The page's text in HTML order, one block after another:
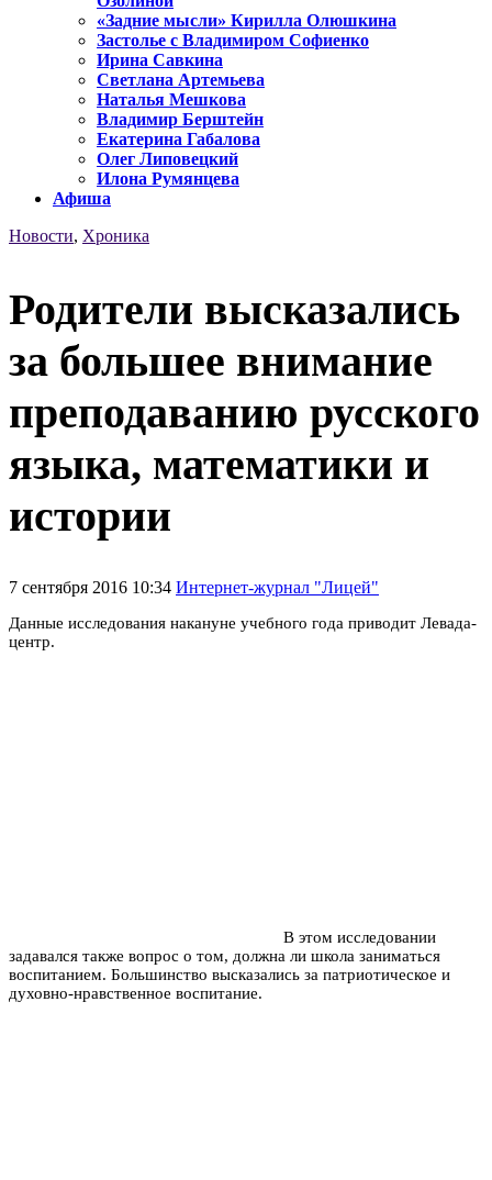
«Задние мысли» Кирилла Олюшкина
Застолье с Владимиром Софиенко
Ирина Савкина
Светлана Артемьева
Наталья Мешкова
Владимир Берштейн
Екатерина Габалова
Олег Липовецкий
Илона Румянцева
Афиша
Новости, Хроника
Родители высказались
за большее внимание
преподаванию русского
языка, математики и
истории
7 сентября 2016 10:34 Интернет-журнал "Лицей"
Данные исследования накануне учебного года приводит Левада-
центр.
В этом исследовании
задавался также вопрос о том, должна ли школа заниматься
воспитанием. Большинство высказались за патриотическое и
духовно-нравственное воспитание.